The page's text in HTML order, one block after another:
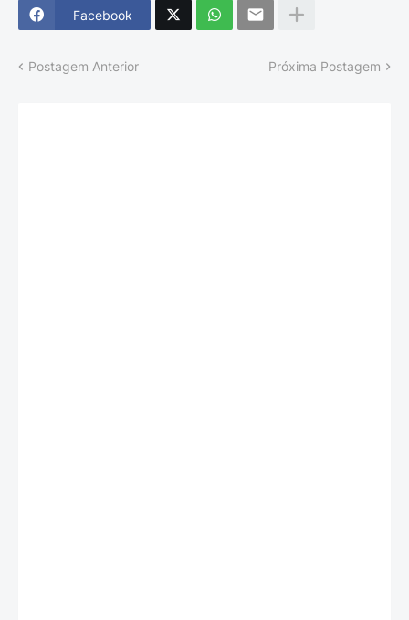
Facebook
Postagem Anterior Próxima Postagem